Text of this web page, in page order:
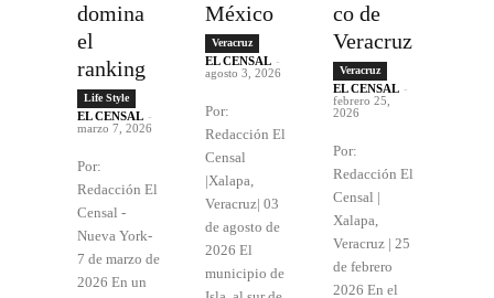
domina
el
ranking
Life Style
EL CENSAL -
marzo 7, 2026
Por:
Redacción El
Censal -
Nueva York-
7 de marzo de
2026 En un
México
Veracruz
EL CENSAL -
agosto 3, 2026
Por:
Redacción El
Censal
|Xalapa,
Veracruz| 03
de agosto de
2026 El
municipio de
co de
Veracruz
Veracruz
EL CENSAL -
febrero 25,
2026
Por:
Redacción El
Censal |
Xalapa,
Veracruz | 25
de febrero
2026 En el